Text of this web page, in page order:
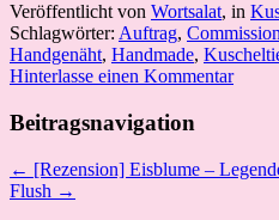
Veröffentlicht von Wortsalat, in
Schlagwörter: Auftrag, Commission
Handgenäht, Handmade,
Hinterlasse einen Kommentar
Beitragsnavigation
← [Rezension] Eisblume –
Flush →